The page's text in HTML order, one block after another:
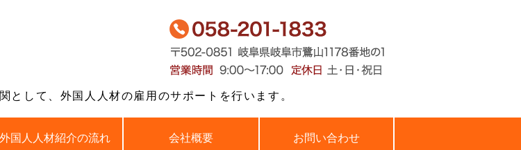
岐阜県岐阜市で介護・外国人人材・特定技能を行う株式
として、外国人人材の雇用のサポートを行います。
外国人人材紹介の流れ 会社概要 お問い合わせ